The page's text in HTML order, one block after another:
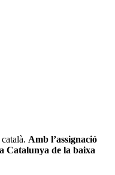
Amb l’assignació
Catalunya de la baixa